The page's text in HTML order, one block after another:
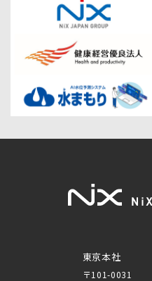
東京本社
〒101-0031